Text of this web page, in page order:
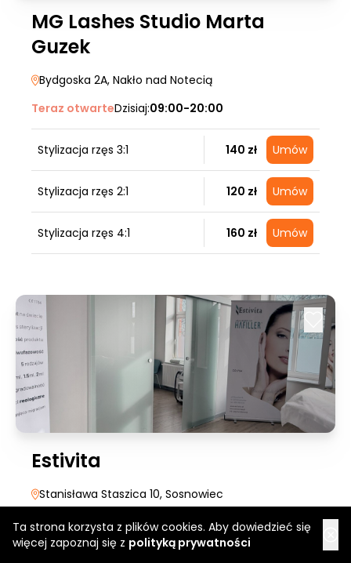
Ta strona korzysta z plików cookies. Aby dowiedzieć się
więcej zapoznaj się z polityką prywatności
MG Lashes Studio Marta
Guzek
Bydgoska 2A, Nakło nad Notecią
Teraz otwarteDzisiaj:09:00-20:00
Stylizacja rzęs 3:1 140 zł Umów
Stylizacja rzęs 2:1 120 zł Umów
Stylizacja rzęs 4:1 160 zł Umów
Estivita
Stanisława Staszica 10, Sosnowiec
Teraz otwarte Dzisiaj:10:00-15:00